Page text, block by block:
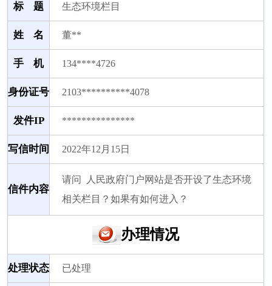
标 题 生态环境栏目
姓 名 董**
手 机 134****4726
身份证号 2103**********4078
发件IP ***************
写信时间 2022年12月15日
信件内容
请问 人民政府门户网站是否开设了生态环境
相关栏目？如果有如何进入？
办理情况
处理状态 已处理